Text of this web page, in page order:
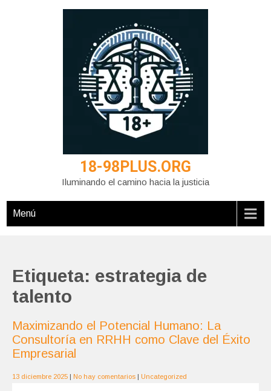
18-98PLUS.ORG
Iluminando el camino hacia la justicia
Menú
Etiqueta: estrategia de
talento
Maximizando el Potencial Humano: La
Consultoría en RRHH como Clave del Éxito
Empresarial
13 diciembre 2025 | No hay comentarios | Uncategorized